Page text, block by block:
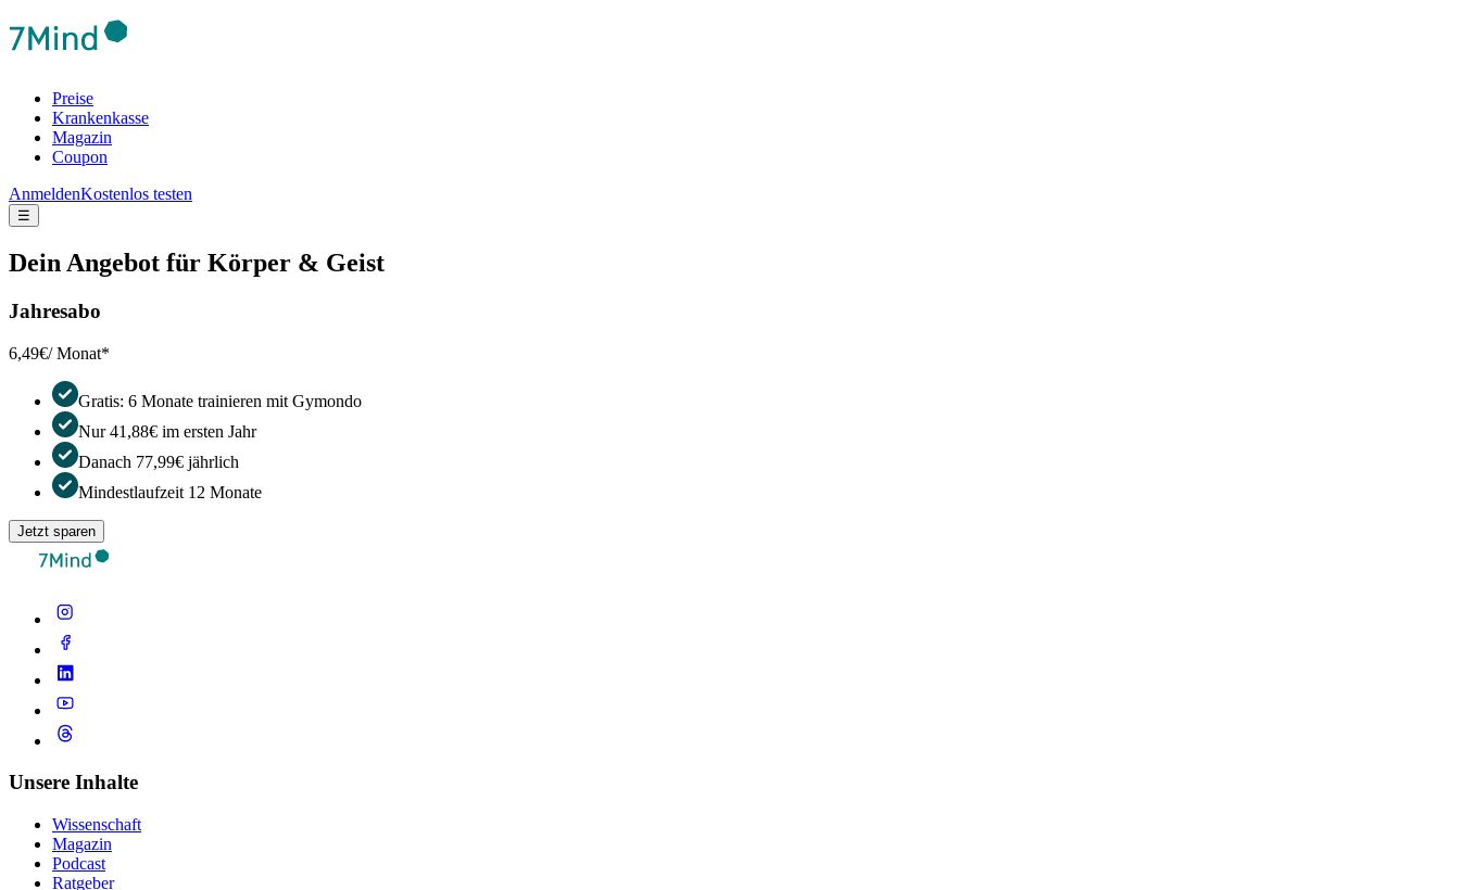
Preise
Krankenkasse
Magazin
Coupon
AnmeldenKostenlos testen
☰
Dein Angebot für Körper & Geist
Jahresabo
6,49€/ Monat*
Gratis: 6 Monate trainieren mit Gymondo
Nur 41,88€ im ersten Jahr
Danach 77,99€ jährlich
Mindestlaufzeit 12 Monate
Jetzt sparen
Unsere Inhalte
Wissenschaft
Magazin
Podcast
Ratgeber